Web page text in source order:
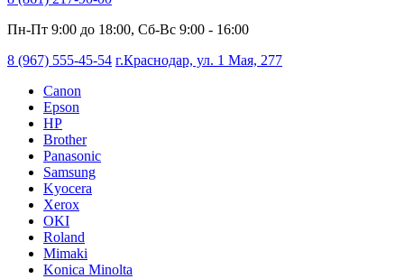
Пн-Пт 9:00 до 18:00, Сб-Вс 9:00 - 16:00
8 (967) 555-45-54 г.Краснодар, ул. 1 Мая, 277
Canon
Epson
HP
Brother
Panasonic
Samsung
Kyocera
Xerox
OKI
Roland
Mimaki
Konica Minolta